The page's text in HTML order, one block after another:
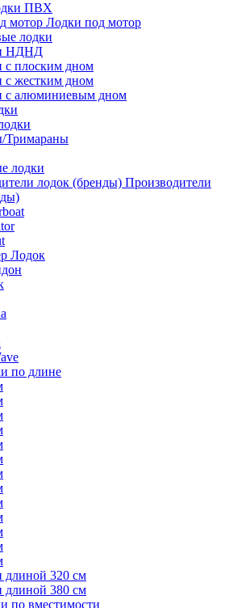
ПВХ
Лодки под мотор
лодки
НДНД
с плоским дном
с жестким дном
с алюминиевым дном
Тримараны
лодки
Производители
Лодок
по длине
длиной 320 см
длиной 380 см
по вместимости